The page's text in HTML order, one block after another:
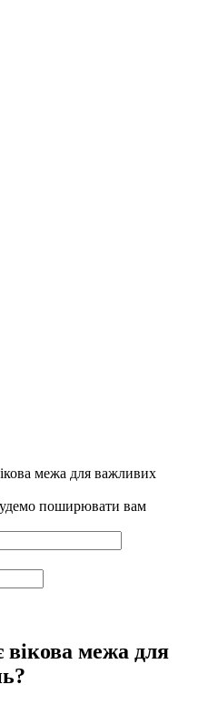
межа для важливих
поширювати вам
межа для